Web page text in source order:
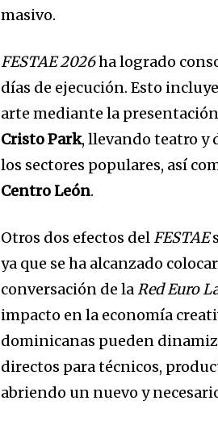
masivo.
FESTAE 2026ha logrado
días de ejecución. Esto
arte mediante la
Cristo Park, llevando teatro y
los sectores populares, así
Centro León.
Otros dos efectos del FESTAE
ya que se ha alcanzado
conversación de laRed Euro
impacto en la economía
dominicanas pueden
directos para técnicos,
abriendo un nuevo y